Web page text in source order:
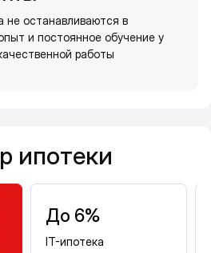
не останавливаются в
и постоянное обучение у
работы
ипотеки
До 6%
IT-ипотека